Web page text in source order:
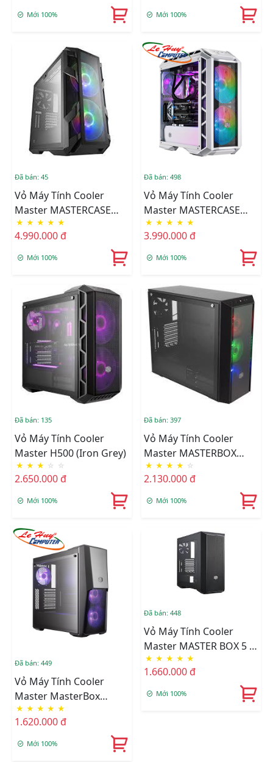
Mới 100% Mới 100%
Đã bán: 45
Vỏ Máy Tính Cooler
Master MASTERCASE
H500M
★ ★ ★ ★ ★
4.990.000 đ
Mới 100%
Đã bán: 498
Vỏ Máy Tính Cooler
Master MASTERCASE
H500P MESH WHITE
(kính Cường Lực Bên
Hông) Mặt Lưới
★ ★ ★ ★ ★
3.990.000 đ
Mới 100%
Đã bán: 135
Vỏ Máy Tính Cooler
Master H500 (Iron Grey)
★ ★ ★ ☆ ☆
2.650.000 đ
Mới 100%
Đã bán: 397
Vỏ Máy Tính Cooler
Master MASTERBOX
PRO 5 RGB
★ ★ ★ ★ ☆
2.130.000 đ
Mới 100%
Đã bán: 449
Vỏ Máy Tính Cooler
Master MasterBox
MB500
★ ★ ★ ★ ★
1.620.000 đ
Mới 100%
Đã bán: 448
Vỏ Máy Tính Cooler
Master MASTER BOX 5 -
BLACK - WINDOW
★ ★ ★ ★ ★
1.660.000 đ
Mới 100%